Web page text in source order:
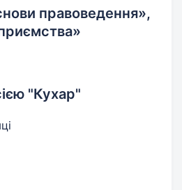
правоведення»,
"Кухар"